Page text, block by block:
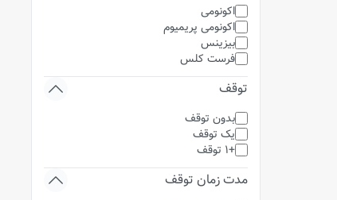
اکونومی
اکونومی پریمیوم
بیزینس
فرست کلس
توقف
بدون توقف
یک توقف
+1 توقف
مدت زمان توقف